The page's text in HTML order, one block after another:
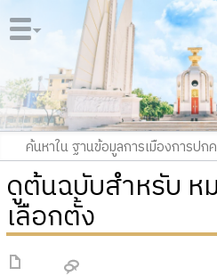
ดูต้นฉบับสำหรับ ห
เลือกตั้ง